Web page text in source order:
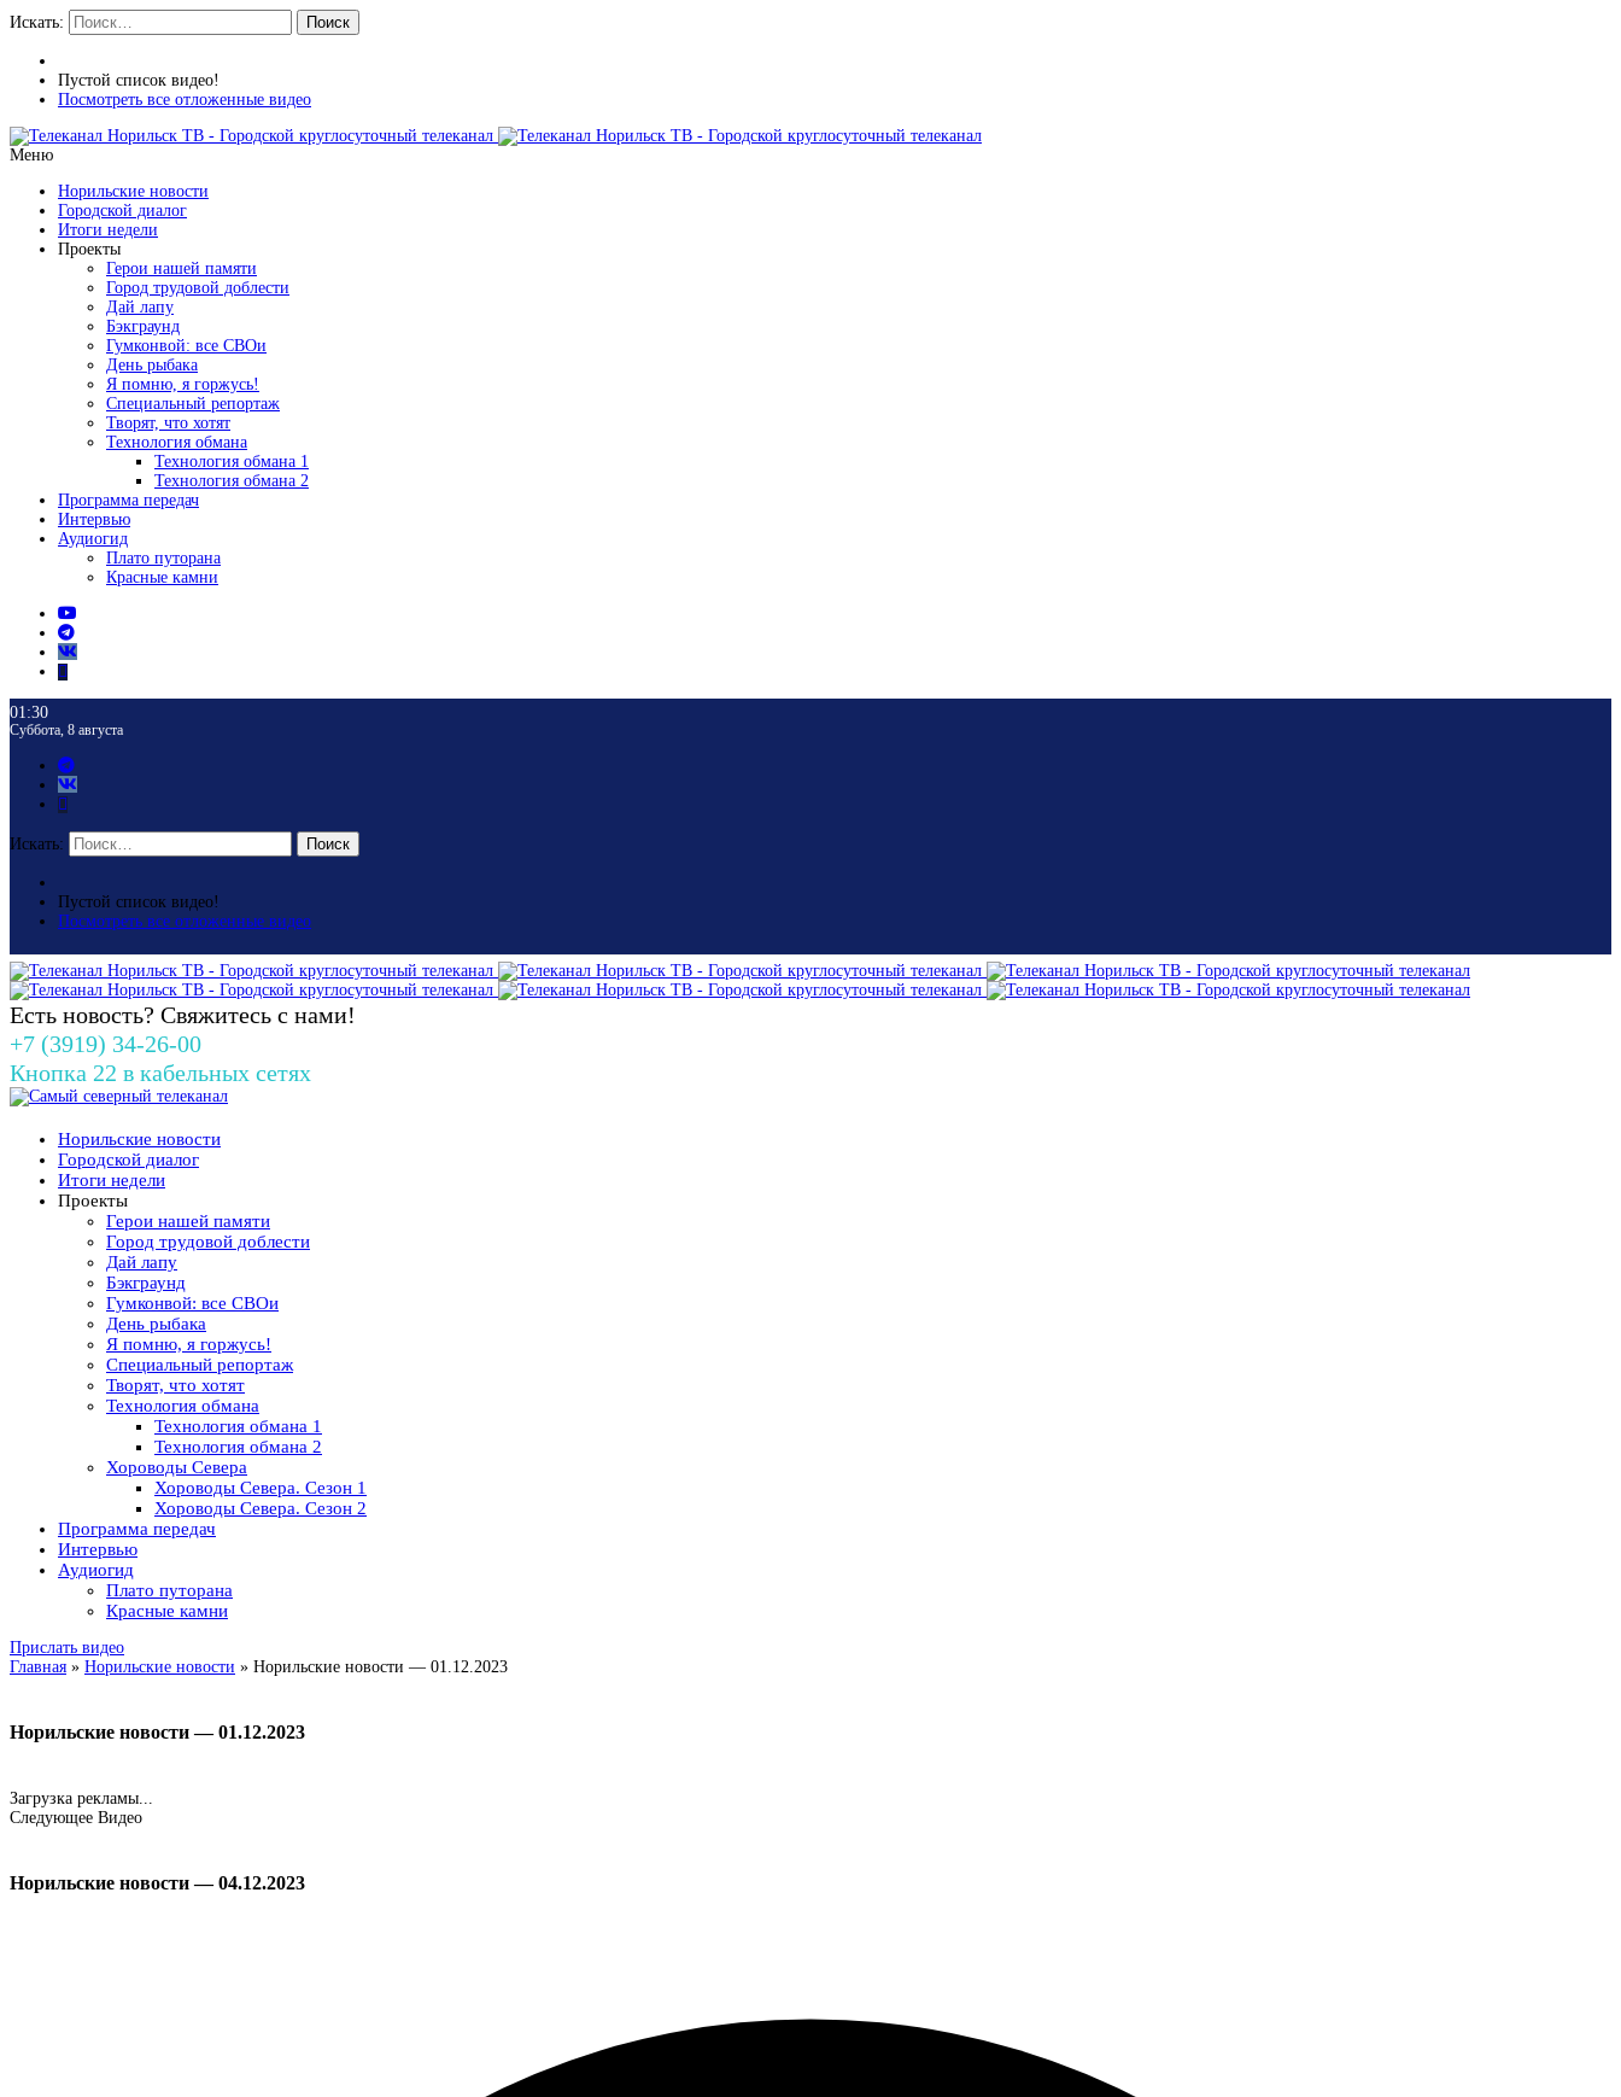
Искать: Поиск
Пустой список видео!
Посмотреть все отложенные видео
Меню
Норильские новости
Городской диалог
Итоги недели
Проекты
Герои нашей памяти
Город трудовой доблести
Дай лапу
Бэкграунд
Гумконвой: все СВОи
День рыбака
Я помню, я горжусь!
Специальный репортаж
Творят, что хотят
Технология обмана
Технология обмана 1
Технология обмана 2
Программа передач
Интервью
Аудиогид
Плато путорана
Красные камни
01:30
Суббота, 8 августа
Искать: Поиск
Пустой список видео!
Посмотреть все отложенные видео
Есть новость? Свяжитесь с нами!
+7 (3919) 34-26-00
Кнопка 22 в кабельных сетях
Норильские новости
Городской диалог
Итоги недели
Проекты
Герои нашей памяти
Город трудовой доблести
Дай лапу
Бэкграунд
Гумконвой: все СВОи
День рыбака
Я помню, я горжусь!
Специальный репортаж
Творят, что хотят
Технология обмана
Технология обмана 1
Технология обмана 2
Хороводы Севера
Хороводы Севера. Сезон 1
Хороводы Севера. Сезон 2
Программа передач
Интервью
Аудиогид
Плато путорана
Красные камни
Прислать видео
Главная » Норильские новости » Норильские новости — 01.12.2023
Норильские новости — 01.12.2023
Загрузка рекламы...
Следующее Видео
Норильские новости — 04.12.2023